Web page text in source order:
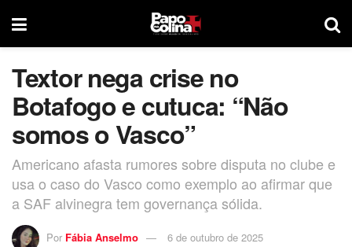
Textor nega crise no
Botafogo e cutuca: “Não
somos o Vasco”
Americano afasta rumores sobre disputa no clube e
usa o caso do Vasco como exemplo ao afirmar que
a SAF alvinegra tem governança sólida.
Por Fábia Anselmo 6 de outubro de 2025